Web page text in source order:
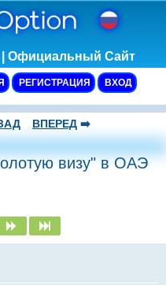
Официальный Сайт
РЕГИСТРАЦИЯ ВХОД
ВПЕРЕД ➡️
визу" в ОАЭ
След.